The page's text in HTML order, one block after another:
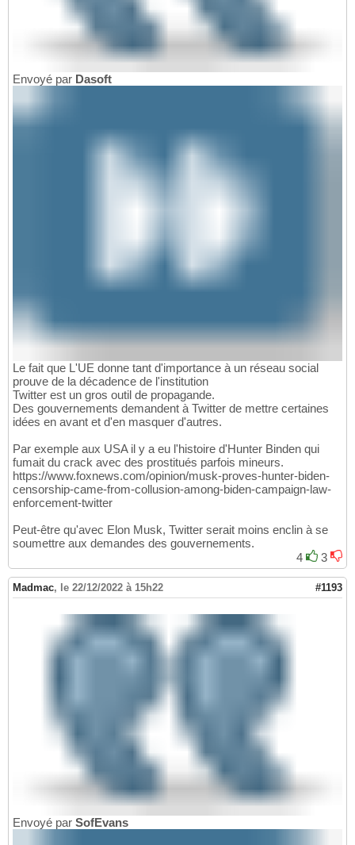
Envoyé par Dasoft
Le fait que L'UE donne tant d'importance à un réseau social
prouve de la décadence de l'institution
Twitter est un gros outil de propagande.
Des gouvernements demandent à Twitter de mettre certaines
idées en avant et d'en masquer d'autres.
Par exemple aux USA il y a eu l'histoire d'Hunter Binden qui
fumait du crack avec des prostitués parfois mineurs.
https://www.foxnews.com/opinion/musk-proves-hunter-biden-
censorship-came-from-collusion-among-biden-campaign-law-
enforcement-twitter
Peut-être qu'avec Elon Musk, Twitter serait moins enclin à se
soumettre aux demandes des gouvernements.
4
3
Madmac, le 22/12/2022 à 15h22 #1193
Envoyé par SofEvans